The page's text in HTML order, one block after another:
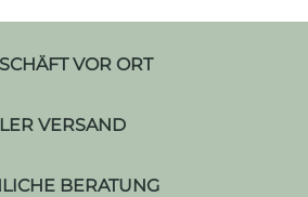
VOR ORT
VERSAND
BERATUNG